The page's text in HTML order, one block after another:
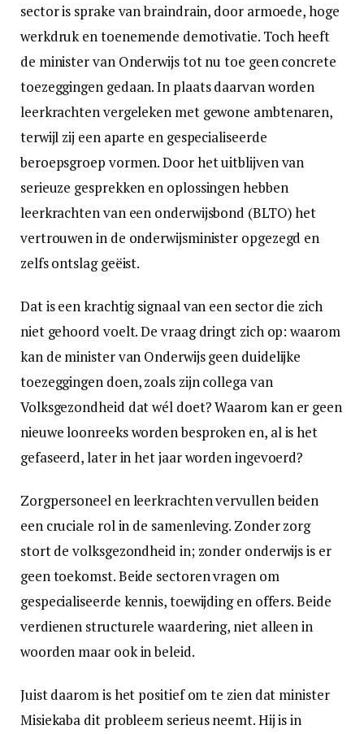
sector is sprake van braindrain, door armoede, hoge
werkdruk en toenemende demotivatie. Toch heeft
de minister van Onderwijs tot nu toe geen concrete
toezeggingen gedaan. In plaats daarvan worden
leerkrachten vergeleken met gewone ambtenaren,
terwijl zij een aparte en gespecialiseerde
beroepsgroep vormen. Door het uitblijven van
serieuze gesprekken en oplossingen hebben
leerkrachten van een onderwijsbond (BLTO) het
vertrouwen in de onderwijsminister opgezegd en
zelfs ontslag geëist.
Dat is een krachtig signaal van een sector die zich
niet gehoord voelt. De vraag dringt zich op: waarom
kan de minister van Onderwijs geen duidelijke
toezeggingen doen, zoals zijn collega van
Volksgezondheid dat wél doet? Waarom kan er geen
nieuwe loonreeks worden besproken en, al is het
gefaseerd, later in het jaar worden ingevoerd?
Zorgpersoneel en leerkrachten vervullen beiden
een cruciale rol in de samenleving. Zonder zorg
stort de volksgezondheid in; zonder onderwijs is er
geen toekomst. Beide sectoren vragen om
gespecialiseerde kennis, toewijding en offers. Beide
verdienen structurele waardering, niet alleen in
woorden maar ook in beleid.
Juist daarom is het positief om te zien dat minister
Misiekaba dit probleem serieus neemt. Hij is in